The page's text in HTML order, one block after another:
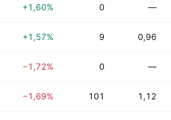
+1,60% 0 —
+1,57% 9 0,96
−1,72% 0 —
−1,69% 101 1,12